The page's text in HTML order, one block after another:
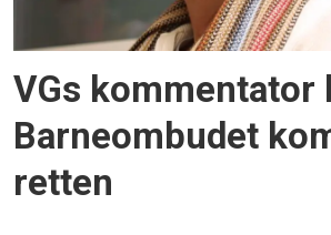
VGs kommentator
Barneombudet
retten